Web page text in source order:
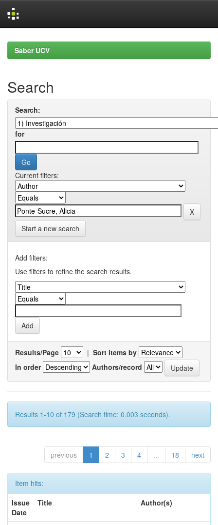
navigationSaber UCV
Search
Search:
for
Current filters:
Start a new search
Add filters:
Use filters to refine the search results.
Results/Page | Sort items by
In order
Authors/record
Results 1-10 of 179 (Search time: 0.003 seconds).
previous 1 2 3 4 ... 18 next
Item hits:
Issue
Date
Title Author(s)